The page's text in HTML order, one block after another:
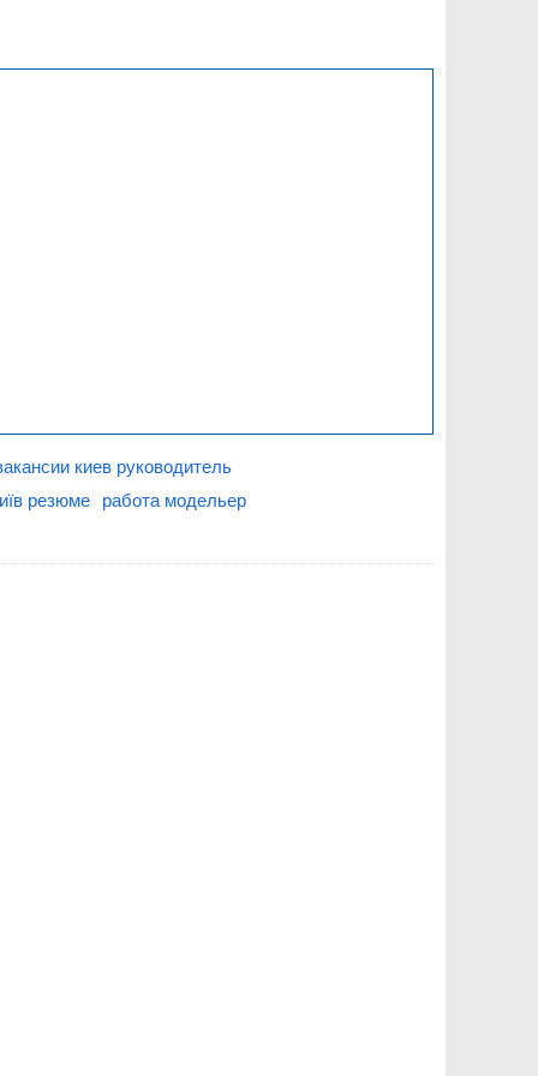
киев руководитель
резюме
работа модельер